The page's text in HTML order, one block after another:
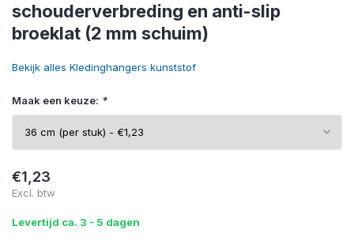
schouderverbreding en anti-slip
broeklat (2 mm schuim)
Bekijk alles Kledinghangers kunststof
Maak een keuze: *
€1,23
Excl. btw
Levertijd ca. 3 - 5 dagen